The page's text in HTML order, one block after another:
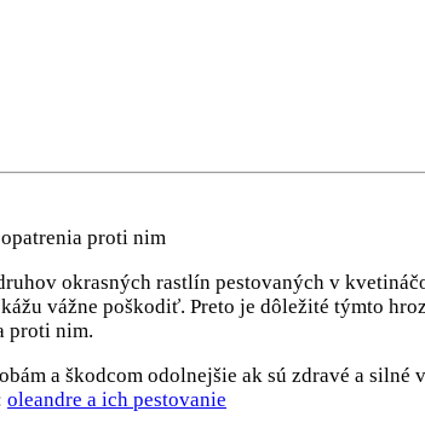
proti nim
okrasných rastlín pestovaných v
vážne poškodiť. Preto je dôležité týmto
proti nim.
a škodcom odolnejšie ak sú zdravé a
oleandre a ich pestovanie